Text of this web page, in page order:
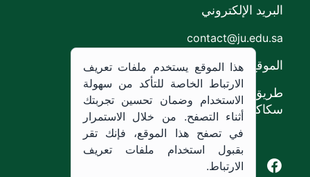
البريد الإلكتروني
contact@ju.edu.sa
الموقع
طريق الملك خالد،
سكاكا, المملكة العربية السعودية.
Facebook of Jouf University
X of Jouf University
هذا الموقع يستخدم ملفات تعريف
الارتباط الخاصة للتأكد من سهولة
الاستخدام وضمان تحسين تجربتك
أثناء التصفح. من خلال الاستمرار
في تصفح هذا الموقع، فإنك تقر
بقبول استخدام ملفات تعريف
الارتباط.